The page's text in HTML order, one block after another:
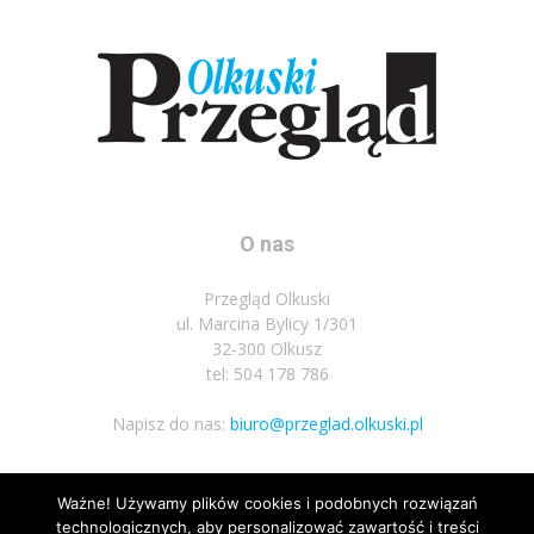
O nas
Przegląd Olkuski
ul. Marcina Bylicy 1/301
32-300 Olkusz
tel: 504 178 786
Napisz do nas: biuro@przeglad.olkuski.pl
Podążaj za nami
Ważne! Używamy plików cookies i podobnych rozwiązań
technologicznych, aby personalizować zawartość i treści